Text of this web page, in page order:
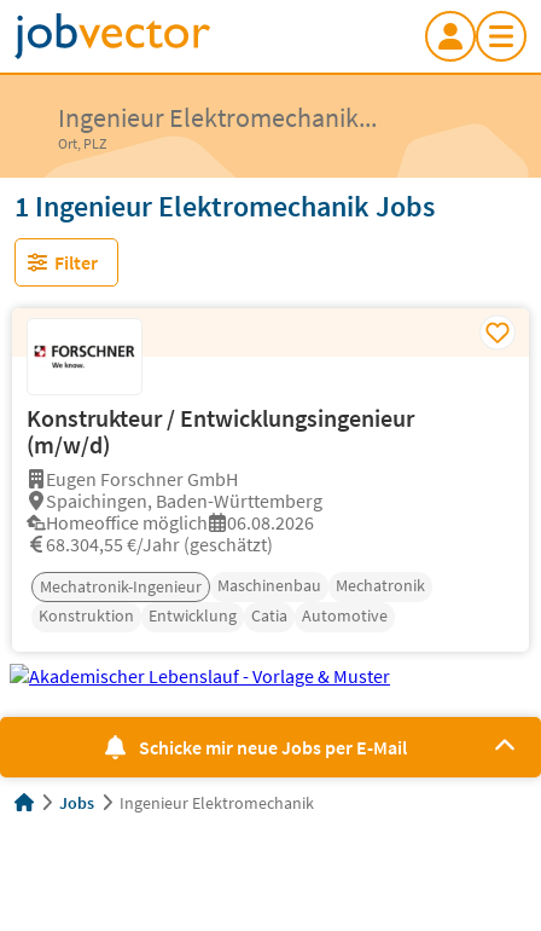
Ingenieur Elektromechanik...
Ort, PLZ
1 Ingenieur Elektromechanik Jobs
Filter
Konstrukteur / Entwicklungsingenieur
(m/w/d)
Eugen Forschner GmbH
Spaichingen, Baden-Württemberg
Homeoffice möglich
06.08.2026
68.304,55 €/Jahr (geschätzt)
Mechatronik-Ingenieur Maschinenbau
Mechatronik
Konstruktion
Entwicklung Catia Automotive
Schicke mir neue Jobs per E-Mail
Jobs Ingenieur Elektromechanik